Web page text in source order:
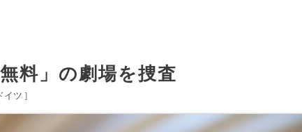
料」の劇場を捜査
イツ ]